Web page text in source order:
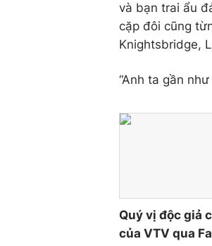
và bạn trai ẩu
cặp đôi cũng
Knightsbridge,
“Anh ta gần
Quý vị độc giả
của VTV qua